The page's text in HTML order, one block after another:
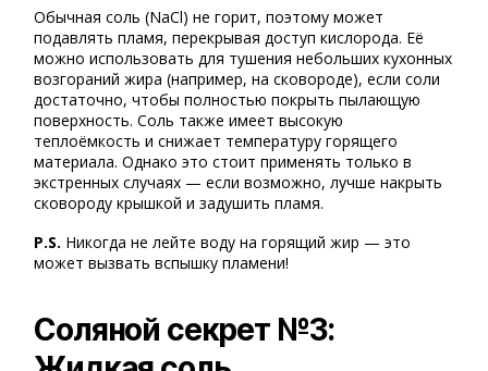
Обычная соль (NaCl) не горит, поэтому может
подавлять пламя, перекрывая доступ кислорода. Её
можно использовать для тушения небольших кухонных
возгораний жира (например, на сковороде), если соли
достаточно, чтобы полностью покрыть пылающую
поверхность. Соль также имеет высокую
теплоёмкость и снижает температуру горящего
материала. Однако это стоит применять только в
экстренных случаях — если возможно, лучше накрыть
сковороду крышкой и задушить пламя.
P.S. Никогда не лейте воду на горящий жир — это
может вызвать вспышку пламени!
Соляной секрет №3: